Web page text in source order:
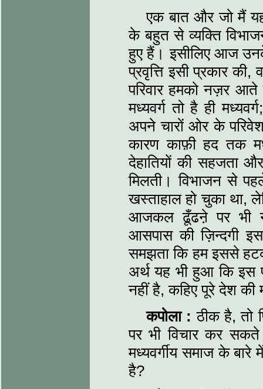
एक बात और जो मैं
के बहुत से व्यक्ति
हुए हैं। इसीलिए आज
प्रवृत्ति इसी प्रकार
परिवार हमको नज़र आते
मध्यवर्ग तो है ही
अपने चारों ओर के
कारण काफ़ी हद तक
देहातियों की सहजता
मिलती। विभाजन से
खस्ताहाल हो चुका था,
आजकल ढूँढऩे पर भी
आसपास की ज़िन्दगी इस
समझता कि हम इससे
अर्थ यह भी हुआ कि इस
नहीं है, कहिए पूरे देश की
कपोला : ठीक है, तो
पर भी विचार कर
मध्यवर्गीय समाज के
है?